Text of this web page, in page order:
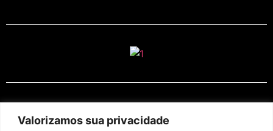
Valorizamos sua privacidade
EM CARTAZ